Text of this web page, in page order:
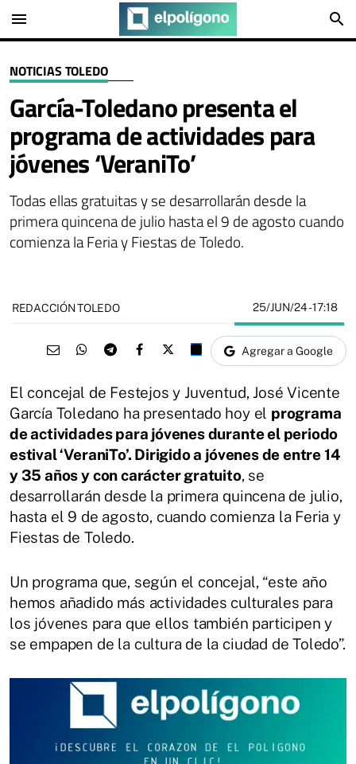
menu search
NOTICIAS TOLEDO
García-Toledano presenta el
programa de actividades para
jóvenes ‘VeraniTo’
Todas ellas gratuitas y se desarrollarán desde la
primera quincena de julio hasta el 9 de agosto cuando
comienza la Feria y Fiestas de Toledo.
REDACCIÓN TOLEDO 25/JUN/24- 17:18
Agregar a Google
El concejal de Festejos y Juventud, José Vicente
García Toledano ha presentado hoy el programa
de actividades para jóvenes durante el periodo
estival ‘VeraniTo’. Dirigido a jóvenes de entre 14
y 35 años y con carácter gratuito, se
desarrollarán desde la primera quincena de julio,
hasta el 9 de agosto, cuando comienza la Feria y
Fiestas de Toledo.
Un programa que, según el concejal, “este año
hemos añadido más actividades culturales para
los jóvenes para que ellos también participen y
se empapen de la cultura de la ciudad de Toledo”.